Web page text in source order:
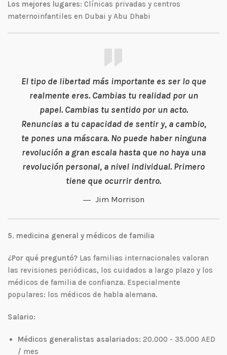
Los mejores lugares: Clínicas privadas y centros
maternoinfantiles en Dubai y Abu Dhabi
El tipo de libertad más importante es ser lo que
realmente eres. Cambias tu realidad por un
papel. Cambias tu sentido por un acto.
Renuncias a tu capacidad de sentir y, a cambio,
te pones una máscara. No puede haber ninguna
revolución a gran escala hasta que no haya una
revolución personal, a nivel individual. Primero
tiene que ocurrir dentro.
Jim Morrison
5. medicina general y médicos de familia
¿Por qué preguntó? Las familias internacionales valoran
las revisiones periódicas, los cuidados a largo plazo y los
médicos de familia de confianza. Especialmente
populares: los médicos de habla alemana.
Salario:
Médicos generalistas asalariados: 20.000 - 35.000 AED
/ mes